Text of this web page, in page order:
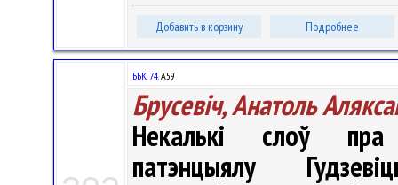
Добавить в корзину Подробнее
ББК 74.А59
Брусевіч, Анатоль
Некалькі слоў пра
патэнцыялу